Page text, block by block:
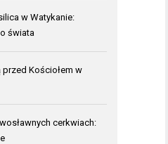
w Watykanie:
świata
Kościołem w
cerkwiach: